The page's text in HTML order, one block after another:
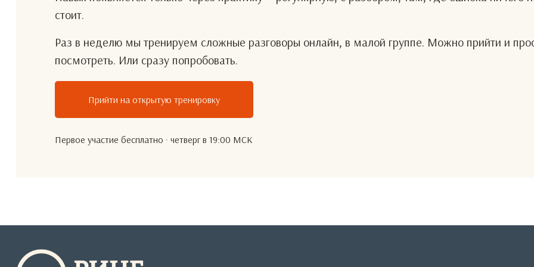
стоит.
Раз в неделю мы тренируем сложные разговоры онлайн, в малой группе. Можно прийти и
посмотреть. Или сразу попробовать.
Прийти на открытую тренировку
Первое участие бесплатно · четверг в 19:00 МСК